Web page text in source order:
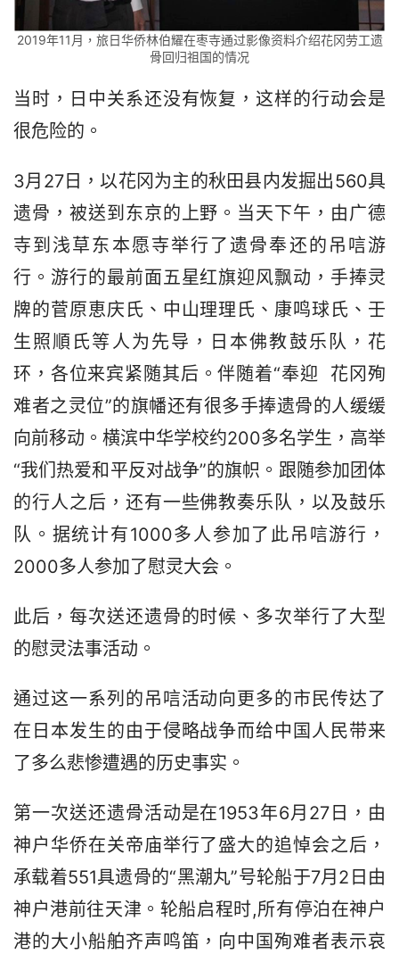
2019年11月，旅日华侨林伯耀在枣寺通过影像资料介绍花冈劳工遗
骨回归祖国的情况
当时，日中关系还没有恢复，这样的行动会是
很危险的。
3月27日，以花冈为主的秋田县内发掘出560具
遗骨，被送到东京的上野。当天下午，由广德
寺到浅草东本愿寺举行了遗骨奉还的吊唁游
行。游行的最前面五星红旗迎风飘动，手捧灵
牌的菅原恵庆氏、中山理理氏、康鸣球氏、壬
生照順氏等人为先导，日本佛教鼓乐队，花
环，各位来宾紧随其后。伴随着“奉迎  花冈殉
难者之灵位”的旗幡还有很多手捧遗骨的人缓缓
向前移动。横滨中华学校约200多名学生，高举
“我们热爱和平反对战争”的旗帜。跟随参加团体
的行人之后，还有一些佛教奏乐队，以及鼓乐
队。据统计有1000多人参加了此吊唁游行，
2000多人参加了慰灵大会。
此后，每次送还遗骨的时候、多次举行了大型
的慰灵法事活动。
通过这一系列的吊唁活动向更多的市民传达了
在日本发生的由于侵略战争而给中国人民带来
了多么悲惨遭遇的历史事实。
第一次送还遗骨活动是在1953年6月27日，由
神户华侨在关帝庙举行了盛大的追悼会之后，
承载着551具遗骨的“黑潮丸”号轮船于7月2日由
神户港前往天津。轮船启程时,所有停泊在神户
港的大小船舶齐声鸣笛，向中国殉难者表示哀